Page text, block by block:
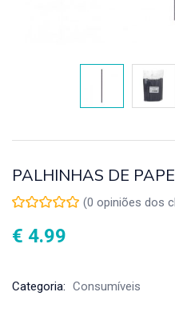
PALHINHAS DE
(0 opiniões dos
€ 4.99
Categoria: Consumíveis